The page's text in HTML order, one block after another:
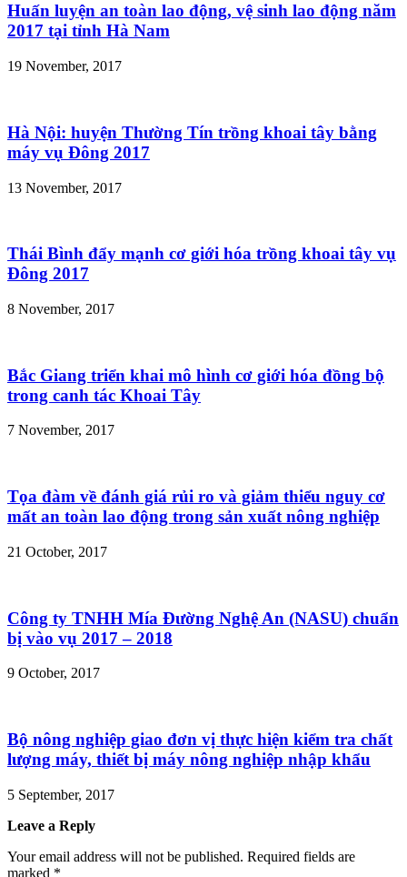
Huấn luyện an toàn lao động, vệ sinh lao động năm
2017 tại tỉnh Hà Nam
19 November, 2017
Hà Nội: huyện Thường Tín trồng khoai tây bằng
máy vụ Đông 2017
13 November, 2017
Thái Bình đẩy mạnh cơ giới hóa trồng khoai tây vụ
Đông 2017
8 November, 2017
Bắc Giang triển khai mô hình cơ giới hóa đồng bộ
trong canh tác Khoai Tây
7 November, 2017
Tọa đàm về đánh giá rủi ro và giảm thiểu nguy cơ
mất an toàn lao động trong sản xuất nông nghiệp
21 October, 2017
Công ty TNHH Mía Đường Nghệ An (NASU) chuẩn
bị vào vụ 2017 – 2018
9 October, 2017
Bộ nông nghiệp giao đơn vị thực hiện kiểm tra chất
lượng máy, thiết bị máy nông nghiệp nhập khẩu
5 September, 2017
Leave a Reply
Your email address will not be published. Required fields are
marked *